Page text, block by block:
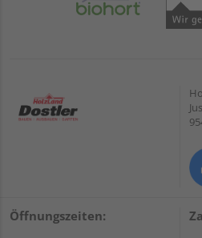
Öffnungszeiten: